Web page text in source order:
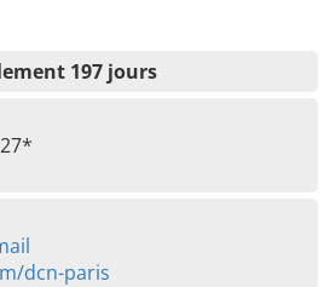
197 jours
dcn-paris